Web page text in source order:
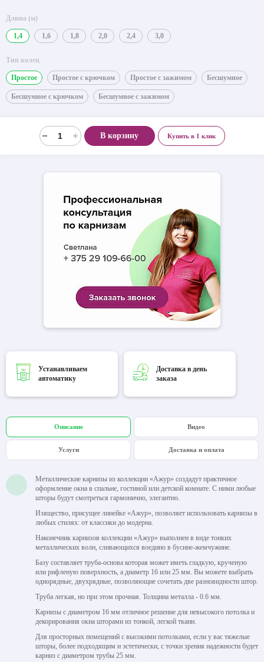
Длина (м)
1,4 1,6 1,8 2,0 2,4 3,0
Тип колец
Простое Простое с крючком Простое с зажимом Бесшумное
Бесшумное с крючком Бесшумное с зажимом
В корзину Купить в 1 клик
Устанавливаем
автоматику
Доставка в день
заказа
Описание Видео
Услуги Доставка и оплата
Металлические карнизы из коллекции «Ажур» создадут практичное
оформление окна в спальне, гостиной или детской комнате. С ними любые
шторы будут смотреться гармонично, элегантно.
Изящество, присущее линейке «Ажур», позволяет использовать карнизы в
любых стилях: от классики до модерна.
Наконечник карнизов коллекции «Ажур» выполнен в виде тонких
металлических волн, сливающихся воедино в бусине-жемчужине.
Базу составляет труба-основа которая может иметь гладкую, крученую
или рифленую поверхность, а диаметр 16 или 25 мм. Вы можете выбрать
однорядные, двухрядные, позволяющие сочетать две разновидности штор.
Труба легкая, но при этом прочная. Толщина металла - 0.6 мм.
Карнизы с диаметром 16 мм отличное решение для невысокого потолка и
декорирования окна шторами из тонкой, легкой ткани.
Для просторных помещений с высокими потолками, если у вас тяжелые
шторы, более подходящим и эстетически, с точки зрения надежности будет
карниз с диаметром трубы 25 мм.